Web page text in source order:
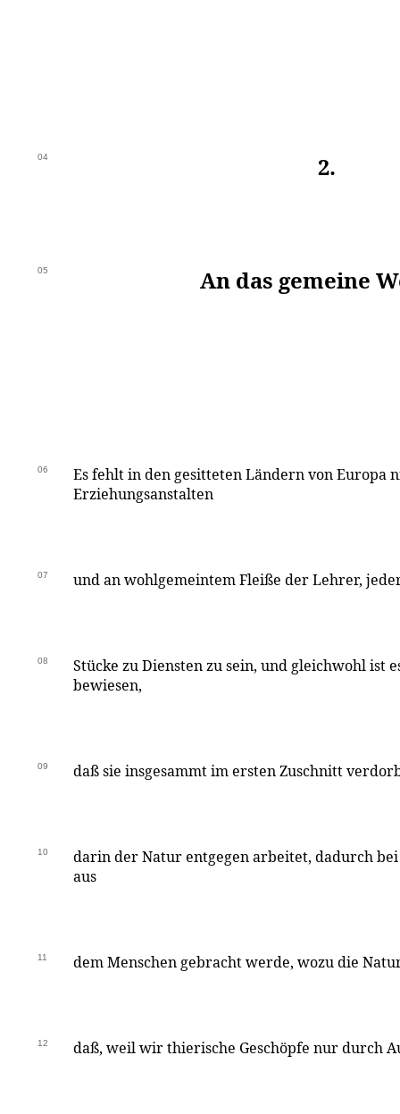
04 2.
05 An das gemeine
06
Es fehlt in den gesitteten Ländern von Europa
Erziehungsanstalten
07 und an wohlgemeintem Fleiße der Lehrer,
08
Stücke zu Diensten zu sein, und gleichwohl ist
bewiesen,
09 daß sie insgesammt im ersten Zuschnitt
10
darin der Natur entgegen arbeitet, dadurch
aus
11 dem Menschen gebracht werde, wozu die
12 daß, weil wir thierische Geschöpfe nur durch